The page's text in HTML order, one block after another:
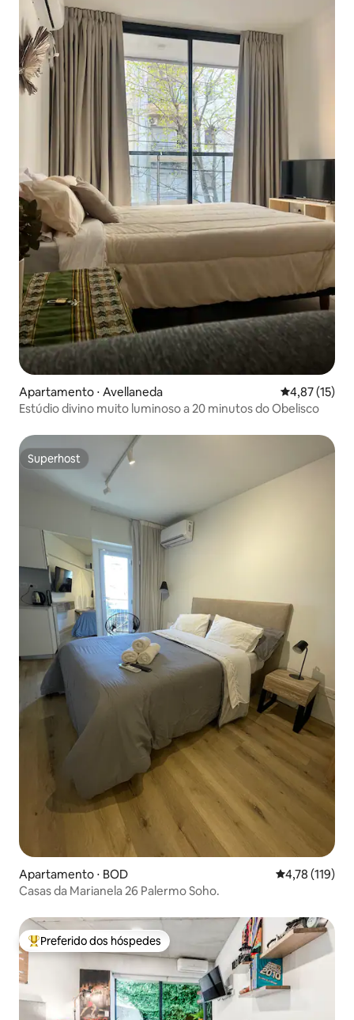
Apartamento ⋅ Avellaneda 4,87 de uma
4,87 (15)
Estúdio divino muito luminoso a 20 minutos do Obelisco
Superhost
Superhost
Apartamento ⋅ BOD 4,78 de uma
4,78 (119)
Casas da Marianela 26 Palermo Soho.
Entre os melhores preferidos dos hóspedes
Preferido dos hóspedes